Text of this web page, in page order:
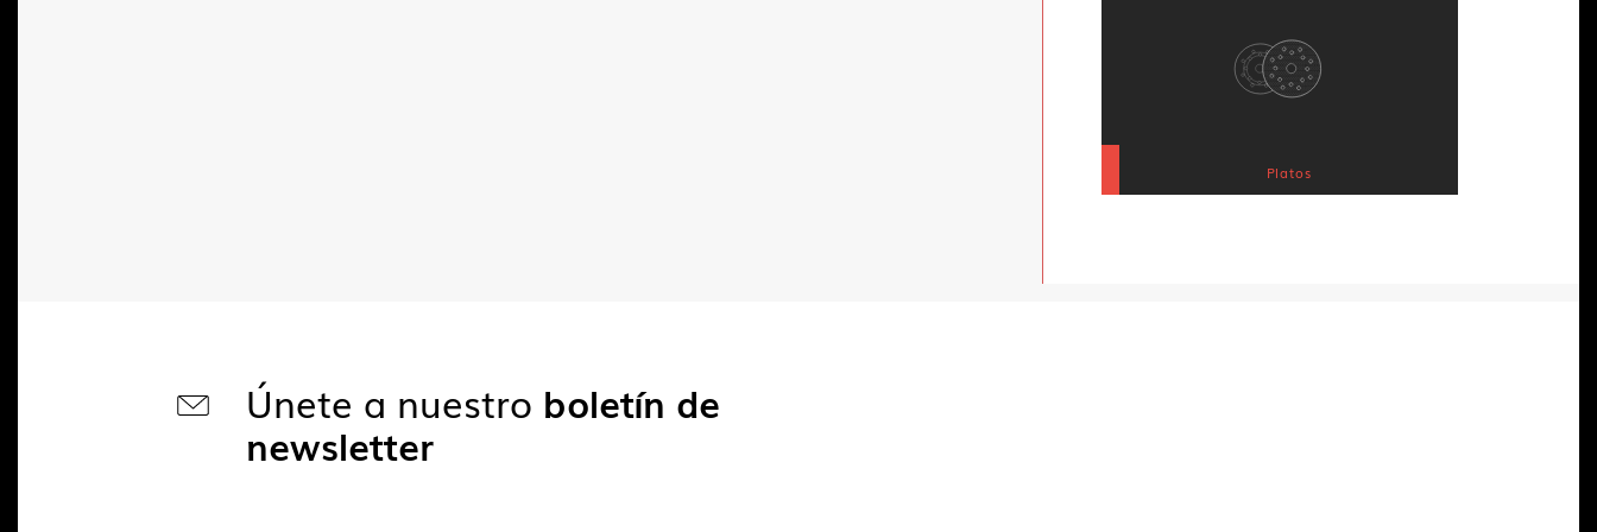
Platos
Únete a nuestro boletín de
newsletter